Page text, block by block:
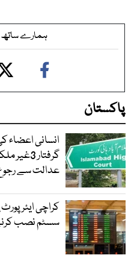
ہمارے
پاکستان
انسانی اعضاء
گرفتار
عدالت سے
کراچی
سسٹم نصب